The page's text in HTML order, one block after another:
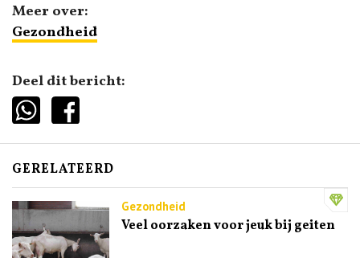
Meer over:
Gezondheid
Deel dit bericht:
GERELATEERD
Gezondheid
Veel oorzaken voor jeuk bij geiten